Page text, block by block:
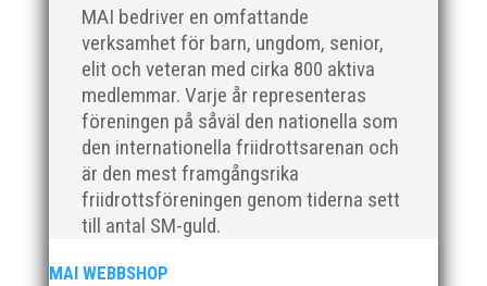
MAI bedriver en omfattande
verksamhet för barn, ungdom, senior,
elit och veteran med cirka 800 aktiva
medlemmar. Varje år representeras
föreningen på såväl den nationella som
den internationella friidrottsarenan och
är den mest framgångsrika
friidrottsföreningen genom tiderna sett
till antal SM-guld.
MAI WEBBSHOP
För mig har Lasse betytt oerhört mycket på flera
plan. På 80- och 90-talet, då jag själv var aktiv, var
han för mig en handlingskraftig ledare som alltid var
på plats och igång med en mängd olika projekt. Med
sin parhäst och nära vän, Bengt Bendéus,...